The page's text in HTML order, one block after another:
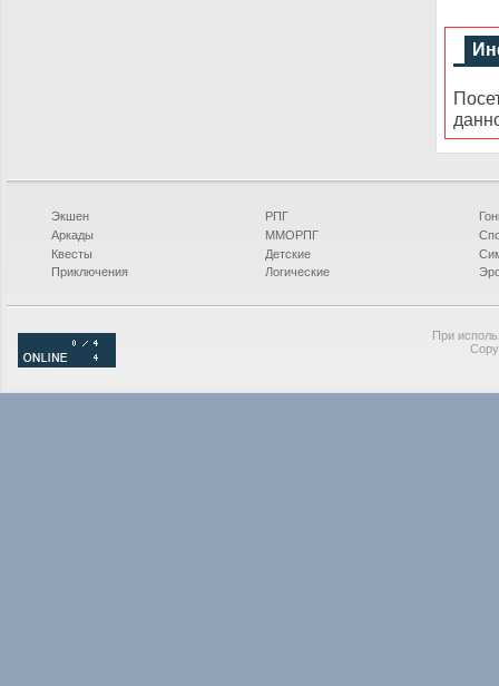
Экшен
Аркады
Квесты
Приключения
РПГ
ММОРПГ
Детские
Логические
При